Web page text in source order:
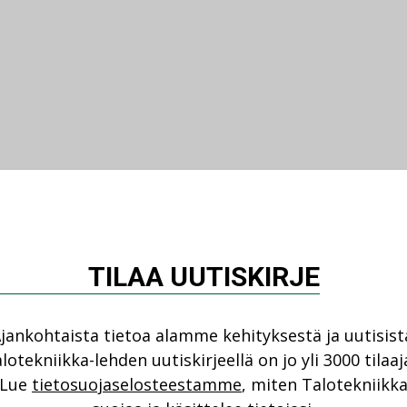
TILAA UUTISKIRJE
tietoa alamme kehityksestä ja
lehden uutiskirjeellä on jo yli 3000
Lue tietosuojaselosteestamme, miten Talotekniikka